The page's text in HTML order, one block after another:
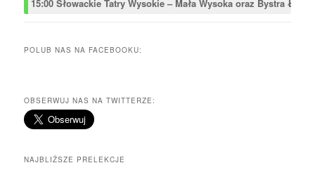
15:00Słowackie Tatry Wysokie – Mała Wysoka oraz Bystra
POLUB NAS NA FACEBOOKU:
OBSERWUJ NAS NA TWITTERZE:
NAJBLIŻSZE PRELEKCJE